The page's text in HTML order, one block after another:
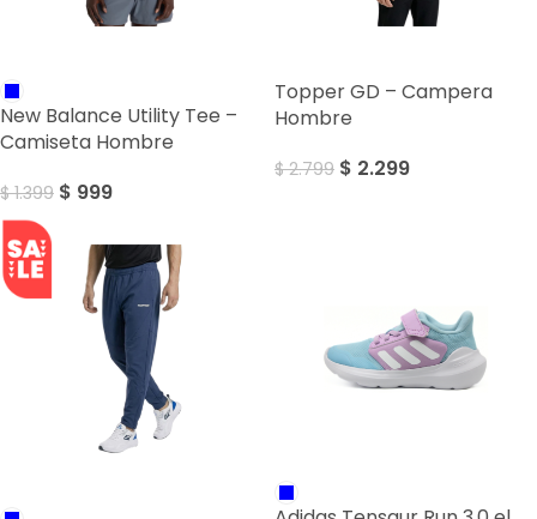
New Balance Utility Tee –
Camiseta Hombre
$1.399 $ 999
Topper GD – Campera
Hombre
$2.799 $ 2.299